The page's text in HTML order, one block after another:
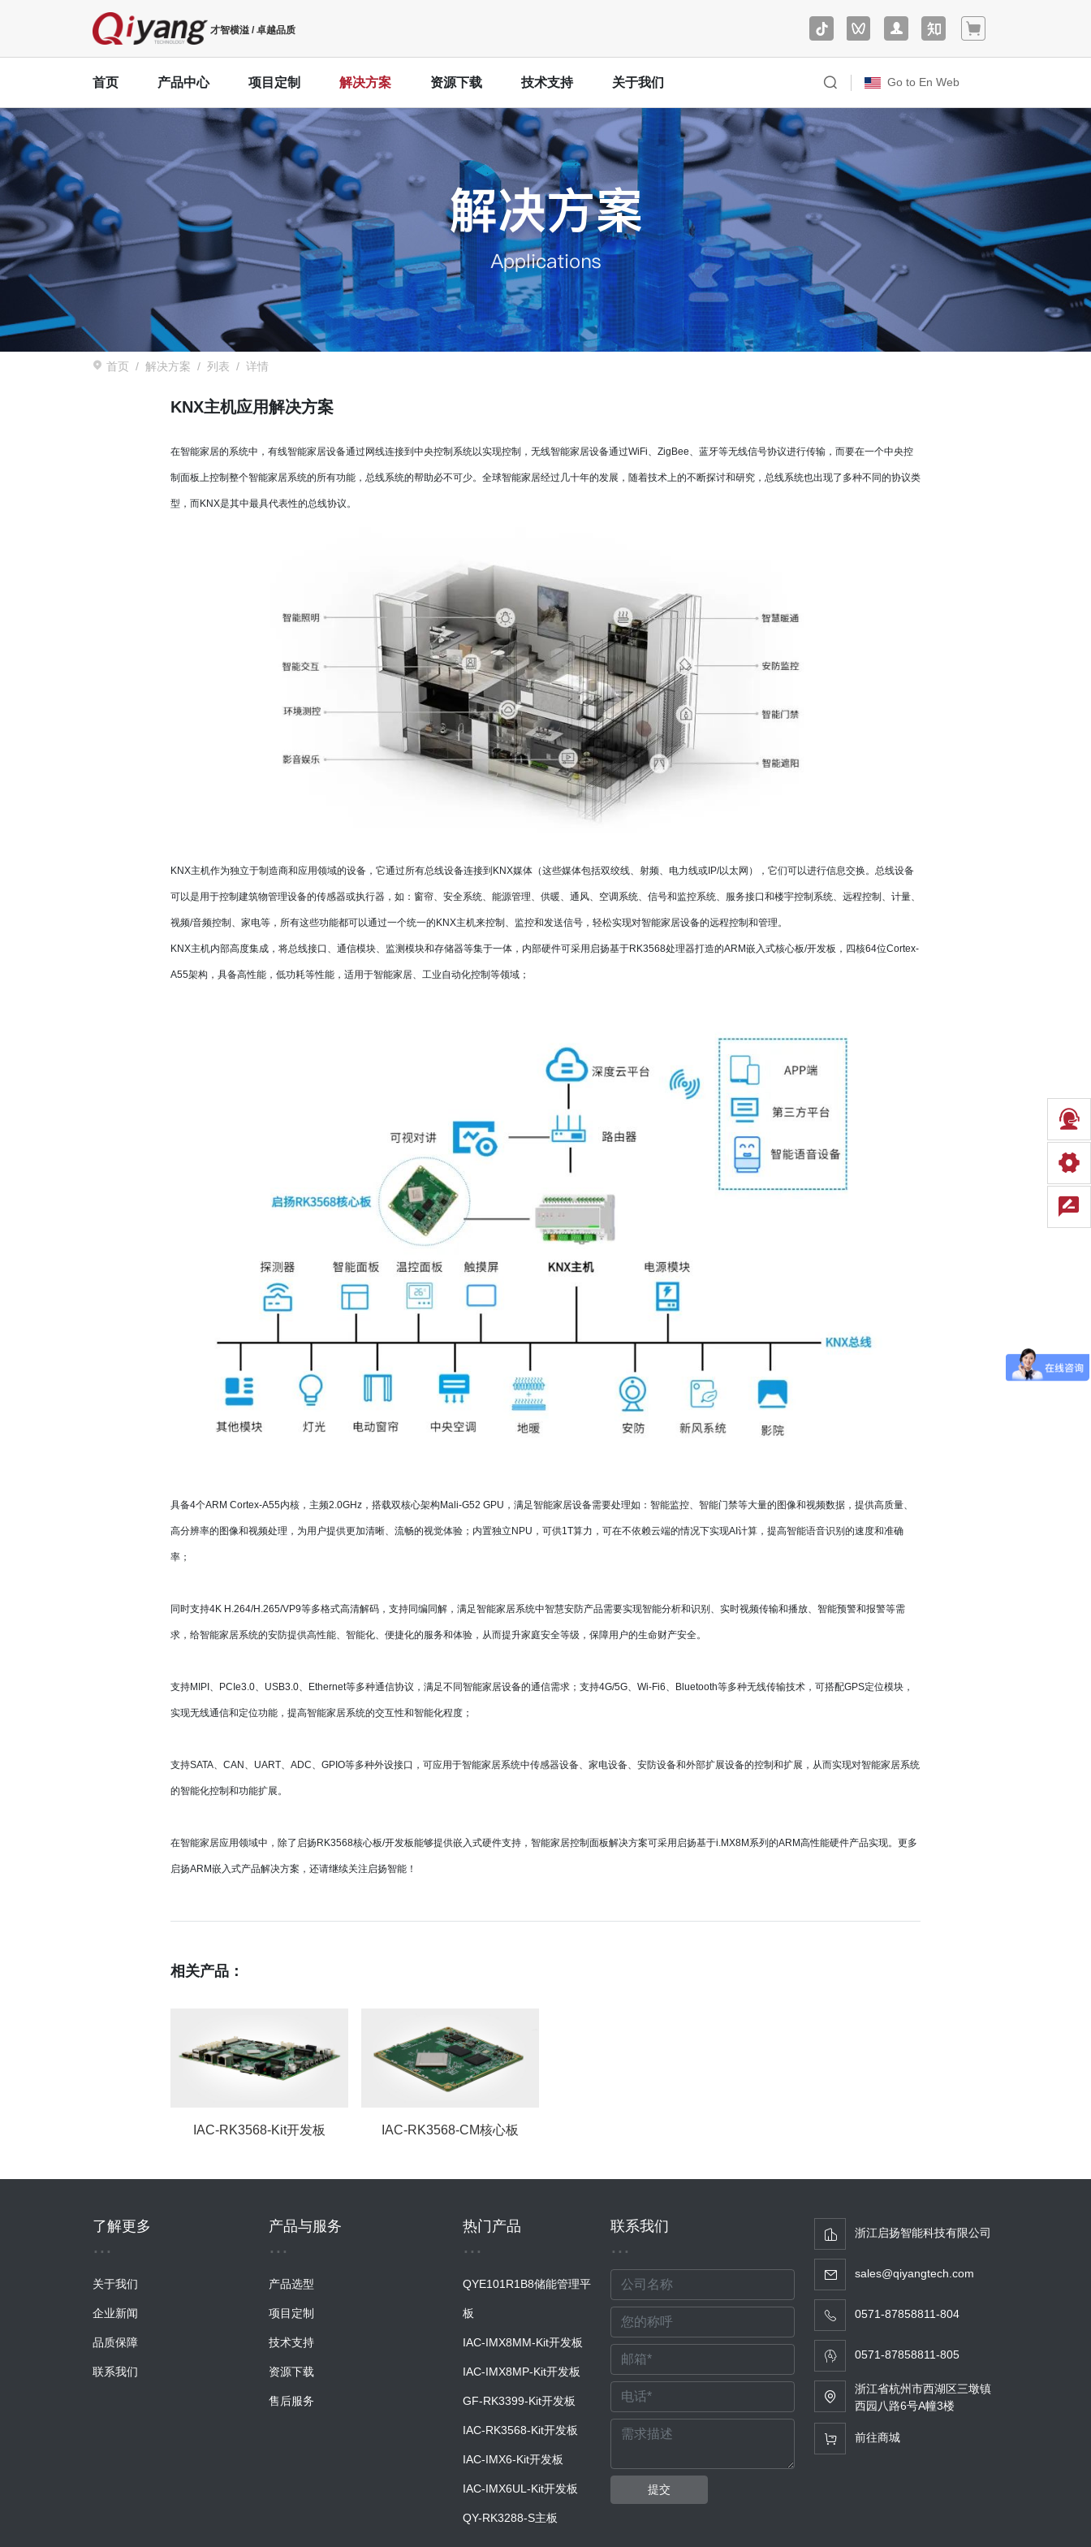
才智横溢 / 卓越品质
首页 产品中心
NXP
Rockchip
Cirrus Logic
IoT智能终端
新能源充电桩
工业平板电脑
SMARC
Cortex-A53
IAC-IMX8MM-Kit开发板
IAC-IMX8MM-CM核心板
IAC-IMX8MP-Kit开发板
IAC-IMX8MP-CM核心板
Cortex-A9
IAC-IMX6-Kit开发板
IAC-IMX6-CM核心板
QY-IMX6S主板
STAMP-IMX6-CM核心板
Cortex-A7
IAC-IMX6UL-CM核心板
ARM9
Cortex-A55
IAC-IMX93-CM核心板
IAC-IMX8MM-Kit开发板
项目定制 解决方案
IoT物联
边缘计算机网关
MES系统解决方案
KNX主机应用解决方案
更多
工业控制
工业数据采集与控制系统解决方案
激光打标机
工业示教器
更多
智慧医疗
ECMO(体外膜肺氧合机）
全自动生化仪
智慧城市
智慧步道应用解决方案
智慧交通-雷视融合一体机
基于RK3588的移动充电机器人应用解
决方案
互联网车载集控屏
人脸识别测温
智慧安防NVR
储能电站BMS电池管理系统
环境监测数采仪
便携式直播导播一体机
智能售货机
更多
基于RK3588的割草机器人应用解决方
智能炒菜机应用解决方案
智能家居中控屏
安卓一体机应用
仓储物料管理系统
医疗手推车解决方案
医疗自助服务终端
资源下载 技术支持 关于我们 Go to En Web
首页 解决方案 列表 详情
KNX主机应用解决方案
在智能家居的系统中，有线智能家居设备通过网线连接到中央控制系统以实现控制，无线智能家居设备通过WiFi、ZigBee、蓝牙等无线信号协议进行传输，而要在一个中央控
制面板上控制整个智能家居系统的所有功能，总线系统的帮助必不可少。全球智能家居经过几十年的发展，随着技术上的不断探讨和研究，总线系统也出现了多种不同的协议类
型，而KNX是其中最具代表性的总线协议。
KNX主机作为独立于制造商和应用领域的设备，它通过所有总线设备连接到KNX媒体（这些媒体包括双绞线、射频、电力线或IP/以太网），它们可以进行信息交换。总线设备
可以是用于控制建筑物管理设备的传感器或执行器，如：窗帘、安全系统、能源管理、供暖、通风、空调系统、信号和监控系统、服务接口和楼宇控制系统、远程控制、计量、
视频/音频控制、家电等，所有这些功能都可以通过一个统一的KNX主机来控制、监控和发送信号，轻松实现对智能家居设备的远程控制和管理。
KNX主机内部高度集成，将总线接口、通信模块、监测模块和存储器等集于一体，内部硬件可采用启扬基于RK3568处理器打造的ARM嵌入式核心板/开发板，四核64位Cortex-
A55架构，具备高性能，低功耗等性能，适用于智能家居、工业自动化控制等领域；
具备4个ARM Cortex-A55内核，主频2.0GHz，搭载双核心架构Mali-G52 GPU，满足智能家居设备需要处理如：智能监控、智能门禁等大量的图像和视频数据，提供高质量、
高分辨率的图像和视频处理，为用户提供更加清晰、流畅的视觉体验；内置独立NPU，可供1T算力，可在不依赖云端的情况下实现AI计算，提高智能语音识别的速度和准确
率；
同时支持4K H.264/H.265/VP9等多格式高清解码，支持同编同解，满足智能家居系统中智慧安防产品需要实现智能分析和识别、实时视频传输和播放、智能预警和报警等需
求，给智能家居系统的安防提供高性能、智能化、便捷化的服务和体验，从而提升家庭安全等级，保障用户的生命财产安全。
支持MIPI、PCIe3.0、USB3.0、Ethernet等多种通信协议，满足不同智能家居设备的通信需求；支持4G/5G、Wi-Fi6、Bluetooth等多种无线传输技术，可搭配GPS定位模块，
实现无线通信和定位功能，提高智能家居系统的交互性和智能化程度；
支持SATA、CAN、UART、ADC、GPIO等多种外设接口，可应用于智能家居系统中传感器设备、家电设备、安防设备和外部扩展设备的控制和扩展，从而实现对智能家居系统
的智能化控制和功能扩展。
在智能家居应用领域中，除了启扬RK3568核心板/开发板能够提供嵌入式硬件支持，智能家居控制面板解决方案可采用启扬基于i.MX8M系列的ARM高性能硬件产品实现。更多
启扬ARM嵌入式产品解决方案，还请继续关注启扬智能！
相关产品：
IAC-RK3568-Kit开发板 IAC-RK3568-CM核心板
了解更多
...
关于我们
企业新闻
品质保障
联系我们
产品与服务
...
产品选型
项目定制
技术支持
资源下载
售后服务
热门产品
...
QYE101R1B8储能管理平
板
IAC-IMX8MM-Kit开发板
IAC-IMX8MP-Kit开发板
GF-RK3399-Kit开发板
IAC-RK3568-Kit开发板
IAC-IMX6-Kit开发板
IAC-IMX6UL-Kit开发板
QY-RK3288-S主板
联系我们
...
提交
浙江启扬智能科技有限公司
sales@qiyangtech.com
0571-87858811-804
0571-87858811-805
浙江省杭州市西湖区三墩镇
西园八路6号A幢3楼
前往商城